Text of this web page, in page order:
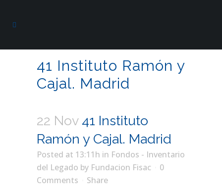
41 Instituto Ramón y
Cajal. Madrid
22 Nov41 Instituto
Ramón y Cajal. Madrid
Posted at 13:11h in Fondos - Inventario
del Legado by Fundacion Fisac
0
Comments
Share